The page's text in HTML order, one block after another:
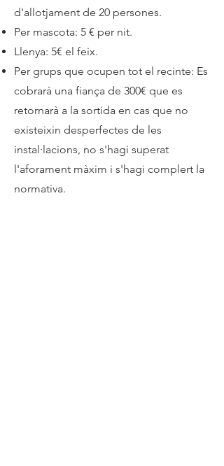
d'allotjament de 20 persones.
Per mascota: 5 € per nit.
Llenya: 5€ el feix.
Per grups que ocupen tot el recinte: Es
cobrarà una fiança de 300€ que es
retornarà a la sortida en cas que no
existeixin desperfectes de les
instal·lacions, no s'hagi superat
l'aforament màxim i s'hagi complert la
normativa.